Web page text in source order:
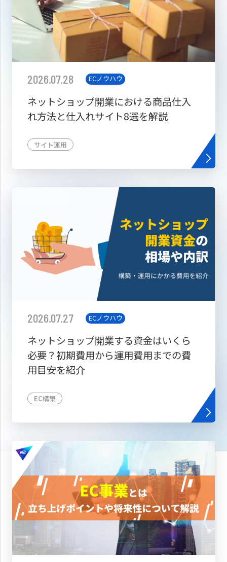
2026.07.28 ECノウハウ
ネットショップ開業における商品仕入
れ方法と仕入れサイト8選を解説
サイト運用
2026.07.27 ECノウハウ
ネットショップ開業する資金はいくら
必要？初期費用から運用費用までの費
用目安を紹介
EC構築